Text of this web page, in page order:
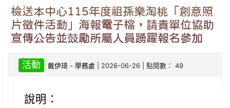
檢送本中心115年度祖孫樂淘桃「創意照
片徵件活動」海報電子檔，請貴單位協助
宣傳公告並鼓勵所屬人員踴躍報名參加
活動 戴伊琦 -學務處 | 2026-06-26 | 點閱數： 49
說明：